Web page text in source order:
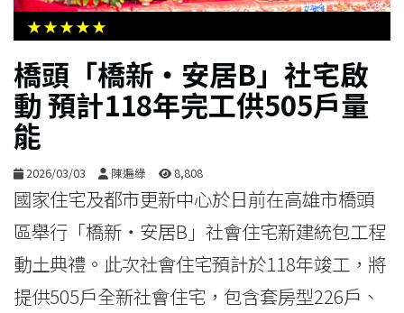
合
影
音
購
物
★★★★★
橋頭「橋新・安居B」社宅啟
動 預計118年完工供505戶量
能
2026/03/03 陳遍綠 8,808
國家住宅及都市更新中心於日前在高雄市橋頭
區舉行「橋新・安居B」社會住宅新建統包工程
動土典禮。此次社會住宅預計於118年竣工，將
提供505戶全新社會住宅，包含套房型226戶、